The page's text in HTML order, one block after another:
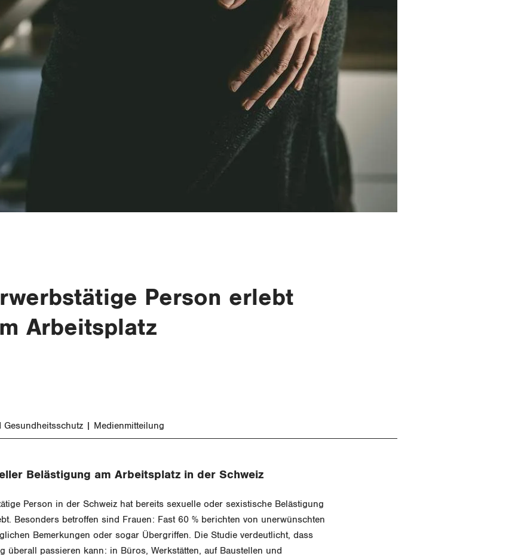
Person erlebt
Arbeitsplatz
Medienmitteilung
Belästigung am Arbeitsplatz in der Schweiz
Person in der Schweiz hat bereits sexuelle oder sexistische Belästigung
Besonders betroffen sind Frauen: Fast 60 % berichten von unerwünschten
Bemerkungen oder sogar Übergriffen. Die Studie verdeutlicht, dass
überall passieren kann: in Büros, Werkstätten, auf Baustellen und